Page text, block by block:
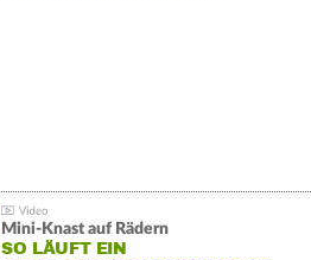
Mini-Knast auf Rädern
SO LÄUFT EIN